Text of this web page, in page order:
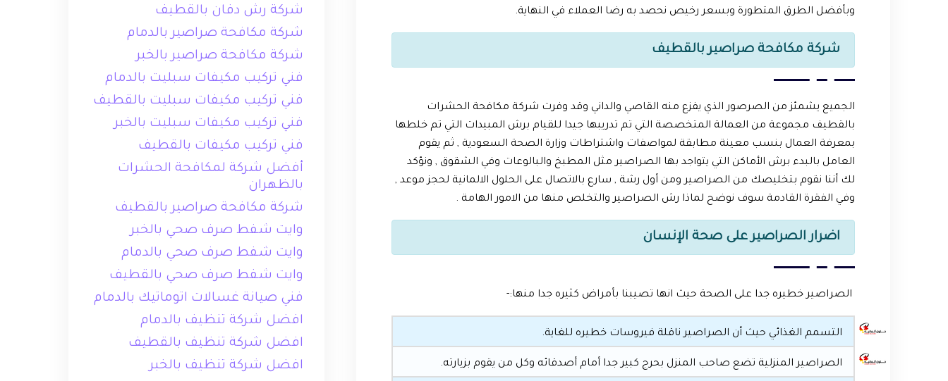
وبأفضل الطرق المتطورة وبسعر رخيص نحصد به رضا العملاء في النهاية.
شركة مكافحة صراصير بالقطيف
الجميع يشمئز من الصرصور الذي يفزع منه القاصي والداني وقد وفرت شركة مكافحة الحشرات
بالقطيف مجموعة من العمالة المتخصصة التي تم تدريبها جيدا للقيام برش المبيدات التي تم خلطها
بمعرفة العمال بنسب معينة مطابقة لمواصفات واشتراطات وزارة الصحة السعودية , ثم يقوم
العامل بالبدء برش الأماكن التي يتواجد بها الصراصير مثل المطبخ والبالوعات وفي الشقوق , ونؤكد
لك أننا نقوم بتخليصك من الصراصير ومن أول رشة , سارع بالاتصال على الحلول الالمانية لحجز موعد ,
وفي الفقرة القادمة سوف نوضح لماذا رش الصراصير والتخلص منها من الامور الهامة .
اضرار الصراصير على صحة الإنسان
الصراصير خطيره جدا على الصحة حيث انها تصيبنا بأمراض كثيره جدا منها:-
التسمم الغذائي حيث أن الصراصير ناقلة فيروسات خطيره للغاية.
الصراصير المنزلية تضع صاحب المنزل بحرج كبير جدا أمام أصدقائه وكل من يقوم بزيارته.
شركة رش دفان بالقطيف
شركة مكافحة صراصير بالدمام
شركة مكافحة صراصير بالخبر
فني تركيب مكيفات سبليت بالدمام
فني تركيب مكيفات سبليت بالقطيف
فني تركيب مكيفات سبليت بالخبر
فني تركيب مكيفات بالقطيف
أفضل شركة لمكافحة الحشرات
بالظهران
شركة مكافحة صراصير بالقطيف
وايت شفط صرف صحي بالخبر
وايت شفط صرف صحي بالدمام
وايت شفط صرف صحي بالقطيف
فني صيانة غسالات اتوماتيك بالدمام
افضل شركة تنظيف بالدمام
افضل شركة تنظيف بالقطيف
افضل شركة تنظيف بالخبر